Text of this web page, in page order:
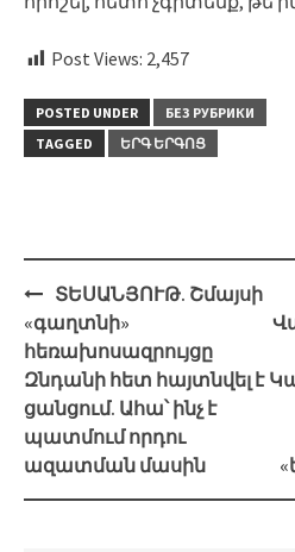
Post Views: 2,457
POSTED UNDER
БЕЗ РУБРИКИ
TAGGED
ԵՐԳ ԵՐԳՈՑ
Post
navigation
ՏԵՍԱՆՅՈՒԹ. Շմայսի
«գաղտնի»
հեռախոսազրույցը
Զնդանի հետ հայտնվել է
ցանցում. Ահա՝ ինչ է
պատմում որդու
ազատման մասին